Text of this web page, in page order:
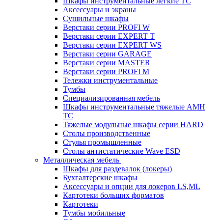
Аксессуары и экраны
Cушильные шкафы
Верстаки серии PROFI W
Верстаки серии EXPERT T
Верстаки серии EXPERT WS
Верстаки серии GARAGE
Верстаки серии MASTER
Верстаки серии PROFI M
Тележки инструментальные
Тумбы
Cпециализированная мебель
Шкафы инструментальные тяжелые AMH
TC
Тяжелые модульные шкафы серии HARD
Столы производственные
Стулья промышленные
Столы антистатические Wave ESD
Металлическая мебель
Шкафы для раздевалок (локеры)
Бухгалтерские шкафы
Аксессуары и опции для локеров LS,ML
Картотеки больших форматов
Картотеки
Тумбы мобильные